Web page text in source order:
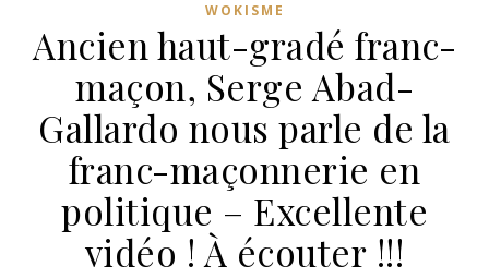
WOKISME
Ancien haut-gradé franc-
maçon, Serge Abad-
Gallardo nous parle de la
franc-maçonnerie en
politique – Excellente
vidéo ! À écouter !!!